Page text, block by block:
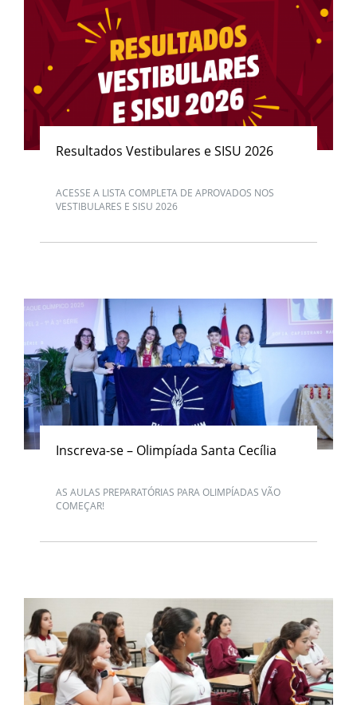
Resultados Vestibulares e SISU 2026
ACESSE A LISTA COMPLETA DE APROVADOS NOS
VESTIBULARES E SISU 2026
Inscreva-se – Olimpíada Santa Cecília
AS AULAS PREPARATÓRIAS PARA OLIMPÍADAS VÃO
COMEÇAR!